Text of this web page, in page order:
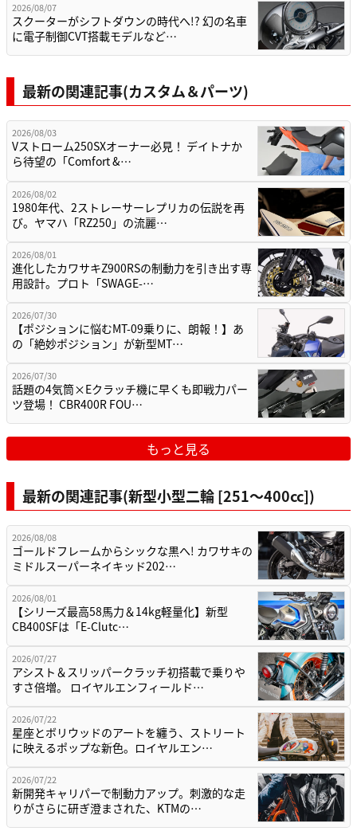
2026/08/07
スクーターがシフトダウンの時代へ!? 幻の名車
に電子制御CVT搭載モデルなど…
最新の関連記事(カスタム＆パーツ)
2026/08/03
Vストローム250SXオーナー必見！ デイトナか
ら待望の「Comfort &…
2026/08/02
1980年代、2ストレーサーレプリカの伝説を再
び。ヤマハ「RZ250」の流麗…
2026/08/01
進化したカワサキZ900RSの制動力を引き出す専
用設計。プロト「SWAGE-…
2026/07/30
【ポジションに悩むMT-09乗りに、朗報！】あ
の「絶妙ポジション」が新型MT…
2026/07/30
話題の4気筒×Eクラッチ機に早くも即戦力パー
ツ登場！ CBR400R FOU…
もっと見る
最新の関連記事(新型小型二輪 [251〜400cc])
2026/08/08
ゴールドフレームからシックな黒へ! カワサキの
ミドルスーパーネイキッド202…
2026/08/01
【シリーズ最高58馬力＆14kg軽量化】新型
CB400SFは「E-Clutc…
2026/07/27
アシスト＆スリッパークラッチ初搭載で乗りや
すさ倍増。 ロイヤルエンフィールド…
2026/07/22
星座とボリウッドのアートを纏う、ストリート
に映えるポップな新色。ロイヤルエン…
2026/07/22
新開発キャリパーで制動力アップ。刺激的な走
りがさらに研ぎ澄まされた、KTMの…